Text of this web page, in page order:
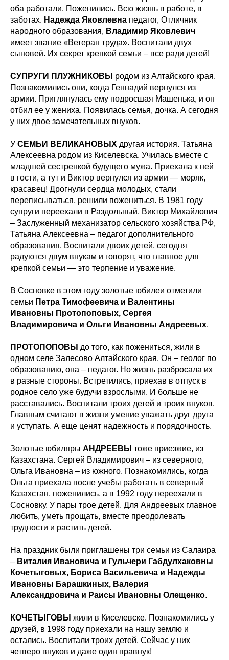
оба работали. Поженились. Всю жизнь в работе, в
заботах. Надежда Яковлевна педагог, Отличник
народного образования, Владимир Яковлевич
имеет звание «Ветеран труда». Воспитали двух
сыновей. Их секрет крепкой семьи – все ради детей!
СУПРУГИ ПЛУЖНИКОВЫ родом из Алтайского края.
Познакомились они, когда Геннадий вернулся из
армии. Приглянулась ему подросшая Машенька, и он
отбил ее у жениха. Появилась семья, дочка. А сегодня
у них двое замечательных внуков.
У СЕМЬИ ВЕЛИКАНОВЫХ другая история. Татьяна
Алексеевна родом из Киселевска. Училась вместе с
младшей сестренкой будущего мужа. Приехала к ней
в гости, а тут и Виктор вернулся из армии — моряк,
красавец! Дрогнули сердца молодых, стали
переписываться, решили пожениться. В 1981 году
супруги переехали в Раздольный. Виктор Михайлович
– Заслуженный механизатор сельского хозяйства РФ,
Татьяна Алексеевна – педагог дополнительного
образования. Воспитали двоих детей, сегодня
радуются двум внукам и говорят, что главное для
крепкой семьи — это терпение и уважение.
В Сосновке в этом году золотые юбилеи отметили
семьи Петра Тимофеевича и Валентины
Ивановны Протопоповых, Сергея
Владимировича и Ольги Ивановны Андреевых.
ПРОТОПОПОВЫ до того, как пожениться, жили в
одном селе Залесово Алтайского края. Он – геолог по
образованию, она – педагог. Но жизнь разбросала их
в разные стороны. Встретились, приехав в отпуск в
родное село уже будучи взрослыми. И больше не
расставались. Воспитали троих детей и троих внуков.
Главным считают в жизни умение уважать друг друга
и уступать. А еще ценят надежность и порядочность.
Золотые юбиляры АНДРЕЕВЫ тоже приезжие, из
Казахстана. Сергей Владимирович – из северного,
Ольга Ивановна – из южного. Познакомились, когда
Ольга приехала после учебы работать в северный
Казахстан, поженились, а в 1992 году переехали в
Сосновку. У пары трое детей. Для Андреевых главное
любить, уметь прощать, вместе преодолевать
трудности и растить детей.
На праздник были приглашены три семьи из Салаира
– Виталия Ивановича и Гульчери Габдулхаковны
Кочетыговых, Бориса Васильевича и Надежды
Ивановны Барашкиных, Валерия
Александровича и Раисы Ивановны Олещенко.
КОЧЕТЫГОВЫ жили в Киселевске. Познакомились у
друзей, в 1998 году приехали на нашу землю и
остались. Воспитали троих детей. Сейчас у них
четверо внуков и даже один правнук!